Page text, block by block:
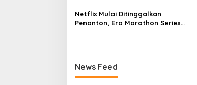
a
n
g
a
o
n
Netflix Mulai Ditinggalkan
Penonton, Era Marathon Series
News Feed